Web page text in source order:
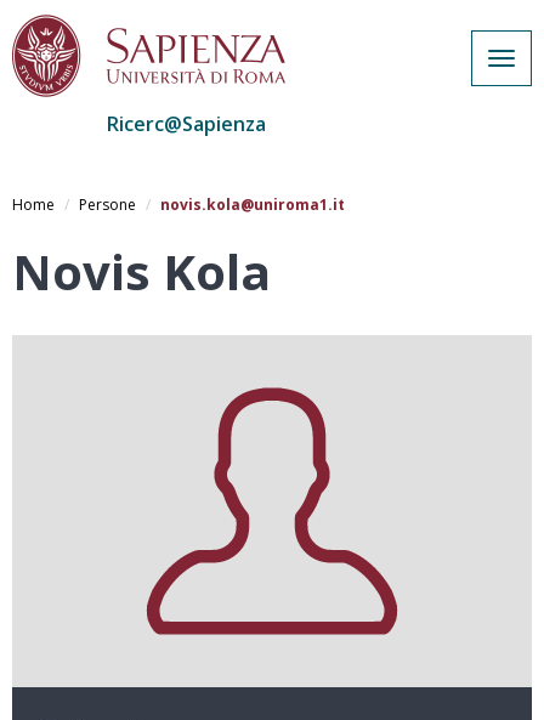
al
Ricerc@Sapienza
Home Persone novis.kola@uniroma1.it
Novis Kola